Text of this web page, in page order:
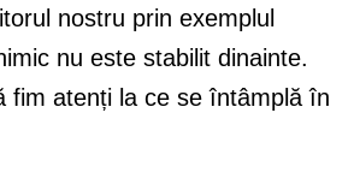
nostru prin exemplul
nu este stabilit dinainte.
fim atenți la ce se întâmplă în